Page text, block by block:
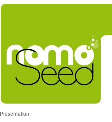
Présentation